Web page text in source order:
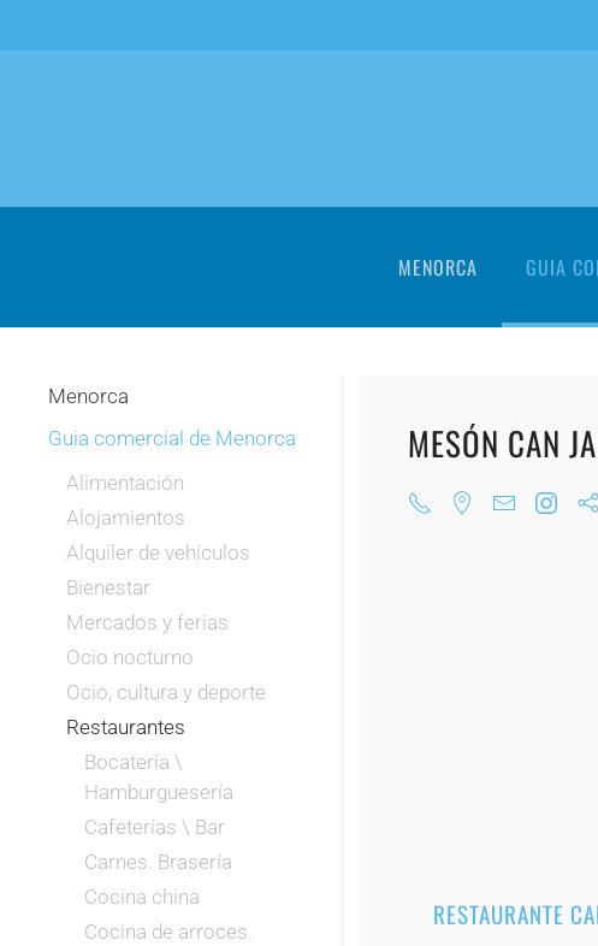
MENORCA GUIA
Menorca
Guia comercial de Menorca
Alimentación
Alojamientos
Alquiler de vehículos
Bienestar
Mercados y ferias
Ocio nocturno
Ocio, cultura y deporte
Restaurantes
Bocatería \
Hamburguesería
Cafeterías \ Bar
Carnes. Brasería
Cocina china
Cocina de arroces.
MESÓN CAN
RESTAURANTE